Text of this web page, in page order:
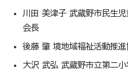
川田 美津子 武蔵野市民生
会長
後藤 肇 境地域福祉活動推
大沢 武弘 武蔵野市立第二